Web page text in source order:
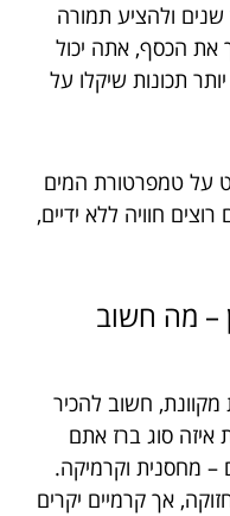
ולהציע תמורה
את הכסף, אתה יכול
תכונות שיקלו על
על טמפרטורת המים
חוויה ללא ידיים,
– מה חשוב
חשוב להכיר
איזה סוג ברז אתם
– מחסנית וקרמיקה.
אך קרמיים יקרים